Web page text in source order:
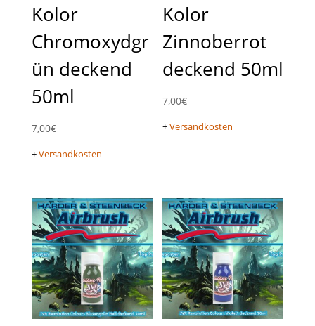
Kolor
Chromoxydgr
ün deckend
50ml
7,00€
+Versandkosten
Kolor
Zinnoberrot
deckend 50ml
7,00€
+Versandkosten